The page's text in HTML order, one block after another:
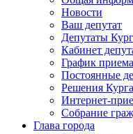
Новости
Ваш депутат
Депутаты
Кабинет
График
Постоянные
Решения
Интернет-
Собрание
Глава города